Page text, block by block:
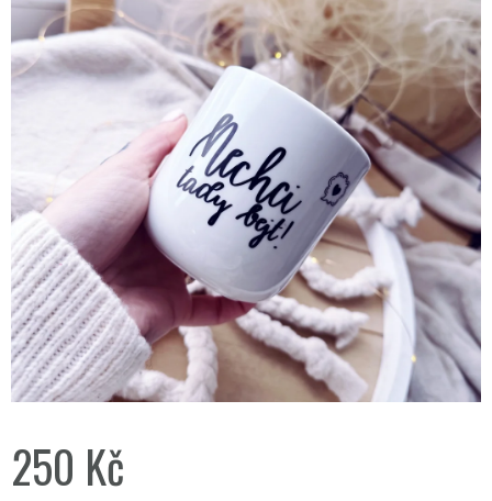
250 Kč